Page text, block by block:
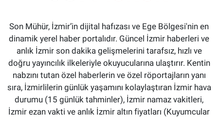
Son Mühür, İzmir’in dijital hafızası ve Ege Bölgesi'nin en
dinamik yerel haber portalıdır. Güncel İzmir haberleri ve
anlık İzmir son dakika gelişmelerini tarafsız, hızlı ve
doğru yayıncılık ilkeleriyle okuyucularına ulaştırır. Kentin
nabzını tutan özel haberlerin ve özel röportajların yanı
sıra, İzmirlilerin günlük yaşamını kolaylaştıran İzmir hava
durumu (15 günlük tahminler), İzmir namaz vakitleri,
İzmir ezan vakti ve anlık İzmir altın fiyatları (Kuyumcular